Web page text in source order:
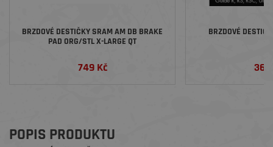
BRZDOVÉ DESTIČKY SRAM AM DB BRAKE
PAD ORG/STL X-LARGE QT
749 Kč
BRZDOVÉ
369
POPIS PRODUKTU